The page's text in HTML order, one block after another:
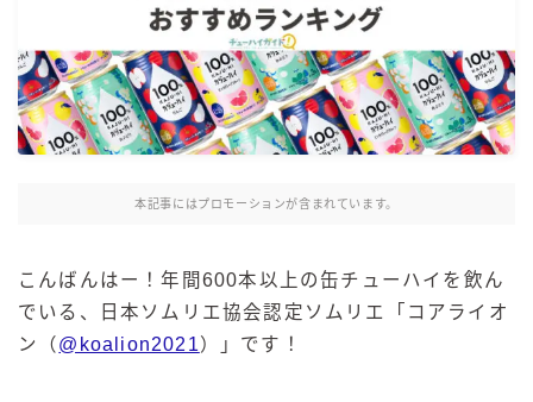
氷結
氷結 無糖
氷結 ストロング
麒麟特製サワー
スミノフ セルツァー
サントリー
本記事にはプロモーションが含まれています。
こんばんはー！年間600本以上の缶チューハイを飲ん
でいる、日本ソムリエ協会認定ソムリエ「コアライオ
ン（ @koalion2021）」です！